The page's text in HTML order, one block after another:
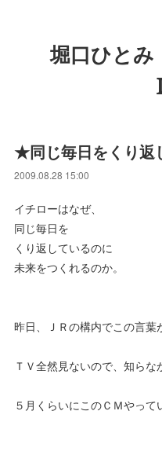
堀口ひと
★同じ毎日をくり返
2009.08.28 15:00
イチローはなぜ、
同じ毎日を
くり返しているのに
未来をつくれるのか。
昨日、ＪＲの構内でこの言葉
ＴＶ全然見ないので、知らな
５月くらいにこのＣＭやって